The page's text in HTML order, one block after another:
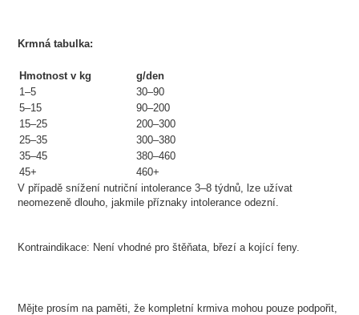
Krmná tabulka:
Hmotnost v kg
g/den
1–5
30–90
5–15
90–200
15–25
200–300
25–35
300–380
35–45
380–460
45+
460+
V případě snížení nutriční intolerance 3–8 týdnů, lze užívat
neomezeně dlouho, jakmile příznaky intolerance odezní.
Kontraindikace: Není vhodné pro štěňata, březí a kojící feny.
Mějte prosím na paměti, že kompletní krmiva mohou pouze podpořit,